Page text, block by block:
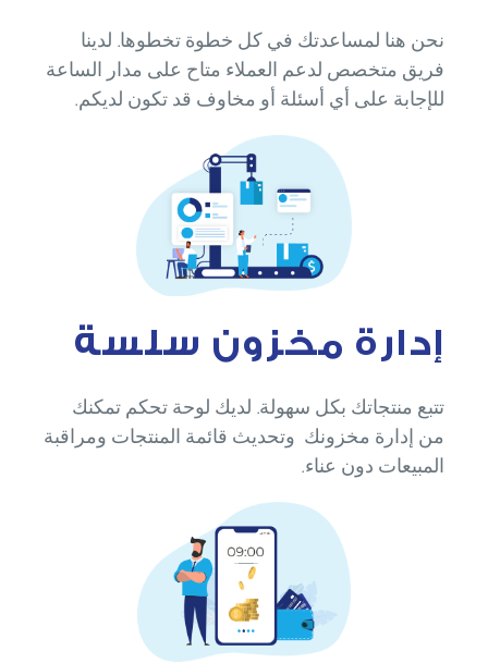
نحن هنا لمساعدتك في كل خطوة تخطوها. لدينا
فريق متخصص لدعم العملاء متاح على مدار الساعة
للإجابة على أي أسئلة أو مخاوف قد تكون لديكم.
إدارة مخزون سلسة
تتبع منتجاتك بكل سهولة. لديك لوحة تحكم تمكنك
من إدارة مخزونك ​​​​​​​ وتحديث قائمة المنتجات ومراقبة
المبيعات دون عناء.